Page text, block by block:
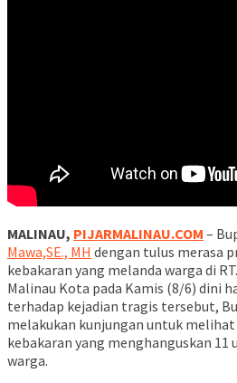
MALINAU, PIJARMALINAU.COM –
Mawa,SE., MH dengan tulus merasa
kebakaran yang melanda warga di
Malinau Kota pada Kamis (8/6) dini
terhadap kejadian tragis tersebut,
melakukan kunjungan untuk
kebakaran yang menghanguskan
warga.